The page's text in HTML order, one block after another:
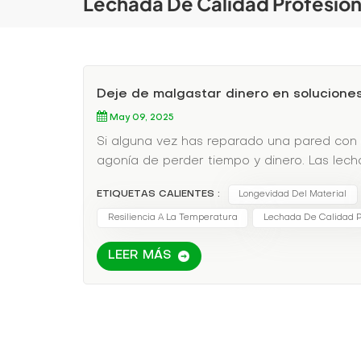
Deje de malgastar dinero en
May 09, 2025
Si alguna vez has reparado una pared
agonía de perder tiempo y dinero. Las
ingenieros y contratistas. 3 razones
Versatilidad: Funciona en superficies
material.Longevidad: Resiste el
ETIQUETAS CALIENTES : Longevidad Del Material
Resiliencia A La Temperatura Lechada De Calidad
LEER MÁS